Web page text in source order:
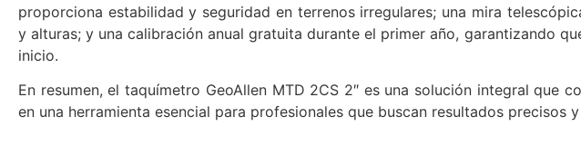
proporciona estabilidad y seguridad en terrenos irregulares; una mira
y alturas; y una calibración anual gratuita durante el primer año, garantizando
inicio.​
En resumen, el taquímetro GeoAllen MTD 2CS 2″ es una solución integral
en una herramienta esencial para profesionales que buscan resultados